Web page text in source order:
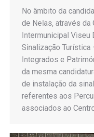
No âmbito da
de Nelas, através da
Intermunicipal Viseu
Sinalização
Integrados e
da mesma
de instalação da
referentes aos
associados ao Centro